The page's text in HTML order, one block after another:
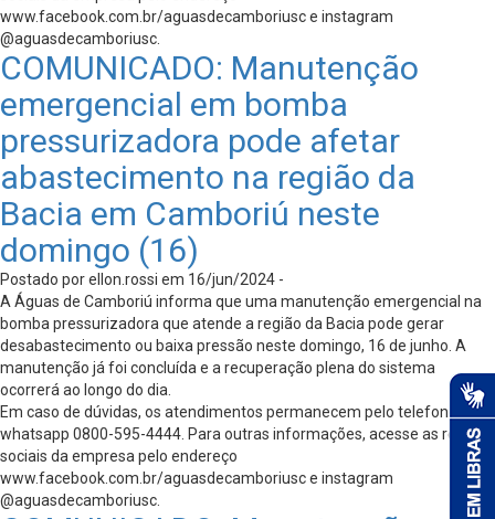
www.facebook.com.br/aguasdecamboriusc e instagram
@aguasdecamboriusc.
COMUNICADO: Manutenção
emergencial em bomba
pressurizadora pode afetar
abastecimento na região da
Bacia em Camboriú neste
domingo (16)
Postado por ellon.rossi em 16/jun/2024 -
A Águas de Camboriú informa que uma manutenção emergencial na
bomba pressurizadora que atende a região da Bacia pode gerar
desabastecimento ou baixa pressão neste domingo, 16 de junho. A
manutenção já foi concluída e a recuperação plena do sistema
ocorrerá ao longo do dia.
Em caso de dúvidas, os atendimentos permanecem pelo telefone e
whatsapp 0800-595-4444. Para outras informações, acesse as redes
sociais da empresa pelo endereço
www.facebook.com.br/aguasdecamboriusc e instagram
@aguasdecamboriusc.